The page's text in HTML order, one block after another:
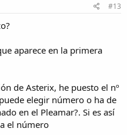
#13
aparece en la primera
de Asterix, he puesto el nº
elegir número o ha de
en el Pleamar?. Si es así
el número